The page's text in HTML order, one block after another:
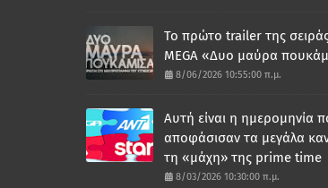
Το πρώτο trailer της
MEGA «Δυο μαύρα
8/06/2026 10:55:00 π.μ.
Αυτή είναι η ημερομηνία
αποφάσισαν τα μεγάλα
τη «μάχη» της prime time
8/03/2026 10:30:00 π.μ.